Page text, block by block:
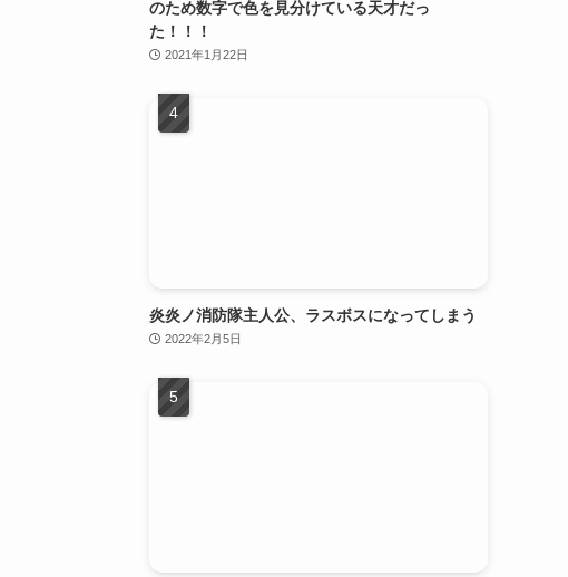
のため数字で色を見分けている天才だっ
た！！！
2021年1月22日
炎炎ノ消防隊主人公、ラスボスになってしまう
2022年2月5日